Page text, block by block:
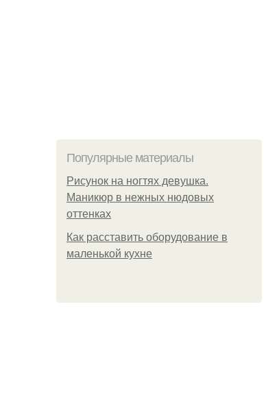
Популярные материалы
Рисунок на ногтях девушка.
Маникюр в нежных нюдовых
оттенках
Как расставить оборудование в
маленькой кухне